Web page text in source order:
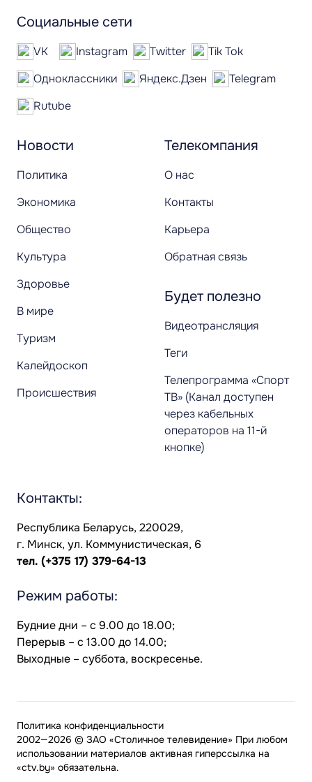
Новости
Политика
Экономика
Общество
Культура
Здоровье
В мире
Туризм
Калейдоскоп
Происшествия
Телекомпания
О нас
Контакты
Карьера
Обратная связь
Будет полезно
Видеотрансляция
Теги
Телепрограмма «Спорт
ТВ» (Канал доступен
через кабельных
операторов на 11-й
кнопке)
Социальные сети
VK Instagram Twitter
Tik Tok
Одноклассники
Яндекс.Дзен
Telegram
Rutube
Контакты:
Республика Беларусь, 220029,
г. Минск, ул. Коммунистическая, 6
тел. (+375 17) 379-64-13
Режим работы:
Будние дни – с 9.00 до 18.00;
Перерыв – с 13.00 до 14.00;
Выходные – суббота, воскресенье.
2002—2026 © ЗАО «Столичное телевидение» При любом
использовании материалов активная гиперссылка на
«ctv.by» обязательна.
Политика конфиденциальности